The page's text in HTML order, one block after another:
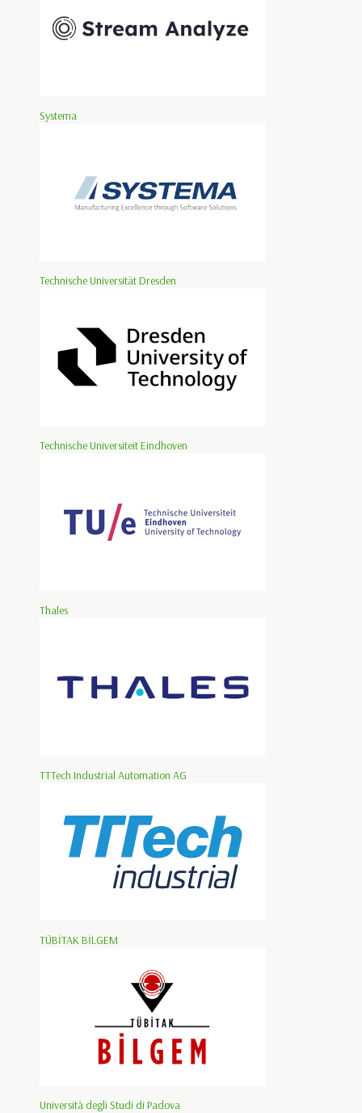
Systema
Technische Universität Dresden
Technische Universiteit Eindhoven
Thales
TTTech Industrial Automation AG
TÜBİTAK BİLGEM
Università degli Studi di Padova